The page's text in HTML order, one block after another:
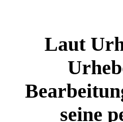
Laut
seine